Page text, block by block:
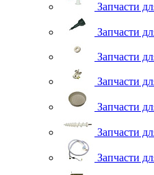
Запчасти
Запчасти
Запчасти
Запчасти
Запчасти
Запчасти
Запчасти